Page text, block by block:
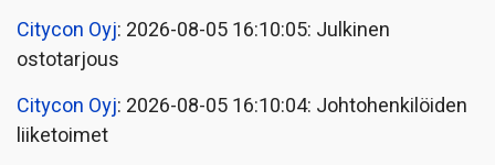
Citycon Oyj: 2026-08-05 16:10:05: Julkinen
ostotarjous
Citycon Oyj: 2026-08-05 16:10:04: Johtohenkilöiden
liiketoimet